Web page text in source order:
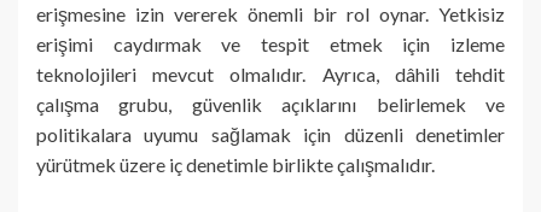
erişmesine izin vererek önemli bir rol oynar. Yetkisiz
erişimi caydırmak ve tespit etmek için izleme
teknolojileri mevcut olmalıdır. Ayrıca, dâhili tehdit
çalışma grubu, güvenlik açıklarını belirlemek ve
politikalara uyumu sağlamak için düzenli denetimler
yürütmek üzere iç denetimle birlikte çalışmalıdır.